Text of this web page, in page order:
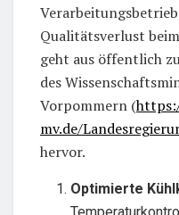
Qualitätsverlust
geht aus öffentlich
des
Vorpommern (
mv.de/
hervor.
Optimierte